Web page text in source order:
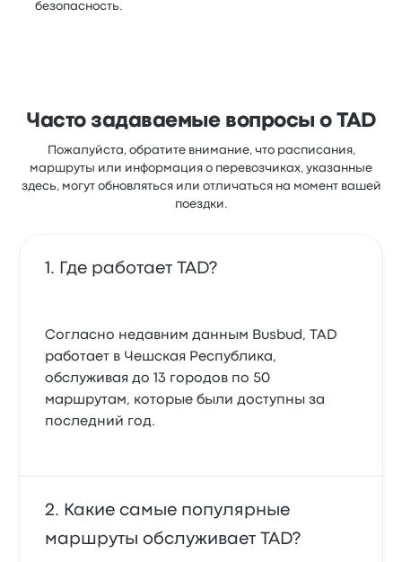
безопасность.
Часто задаваемые вопросы о TAD
Пожалуйста, обратите внимание, что расписания,
маршруты или информация о перевозчиках, указанные
здесь, могут обновляться или отличаться на момент вашей
поездки.
Где работает TAD?
Согласно недавним данным Busbud, TAD
работает в Чешская Республика,
обслуживая до 13 городов по 50
маршрутам, которые были доступны за
последний год.
Какие самые популярные
маршруты обслуживает TAD?